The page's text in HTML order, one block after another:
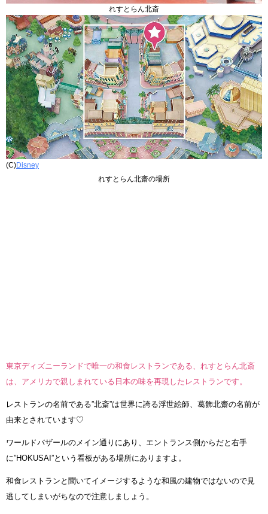
れすとらん北斎
(C)Disney
れすとらん北齋の場所
東京ディズニーランドで唯一の和食レストランである、れすとらん北斎
は、アメリカで親しまれている日本の味を再現したレストランです。
レストランの名前である”北斎”は世界に誇る浮世絵師、葛飾北齋の名前が
由来とされています♡
ワールドバザールのメイン通りにあり、エントランス側からだと右手
に”HOKUSAI”という看板がある場所にありますよ。
和食レストランと聞いてイメージするような和風の建物ではないので見
逃してしまいがちなので注意しましょう。